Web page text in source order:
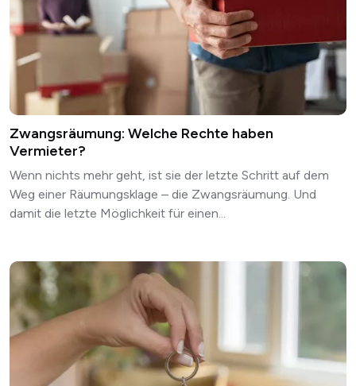
Zwangsräumung: Welche Rechte haben
Vermieter?
Wenn nichts mehr geht, ist sie der letzte Schritt auf dem
Weg einer Räumungsklage – die Zwangsräumung. Und
damit die letzte Möglichkeit für einen...